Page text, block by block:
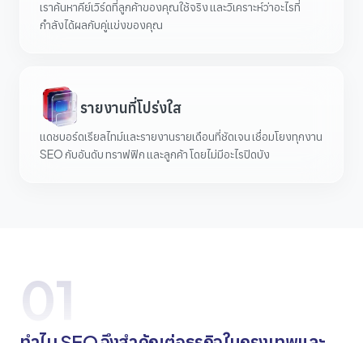
เราค้นหาคีย์เวิร์ดที่ลูกค้าของคุณใช้จริง และวิเคราะห์ว่าอะไรที่
กำลังได้ผลกับคู่แข่งของคุณ
รายงานที่โปร่งใส
แดชบอร์ดเรียลไทม์และรายงานรายเดือนที่ชัดเจน เชื่อมโยงทุกงาน
SEO กับอันดับ ทราฟฟิก และลูกค้า โดยไม่มีอะไรปิดบัง
01